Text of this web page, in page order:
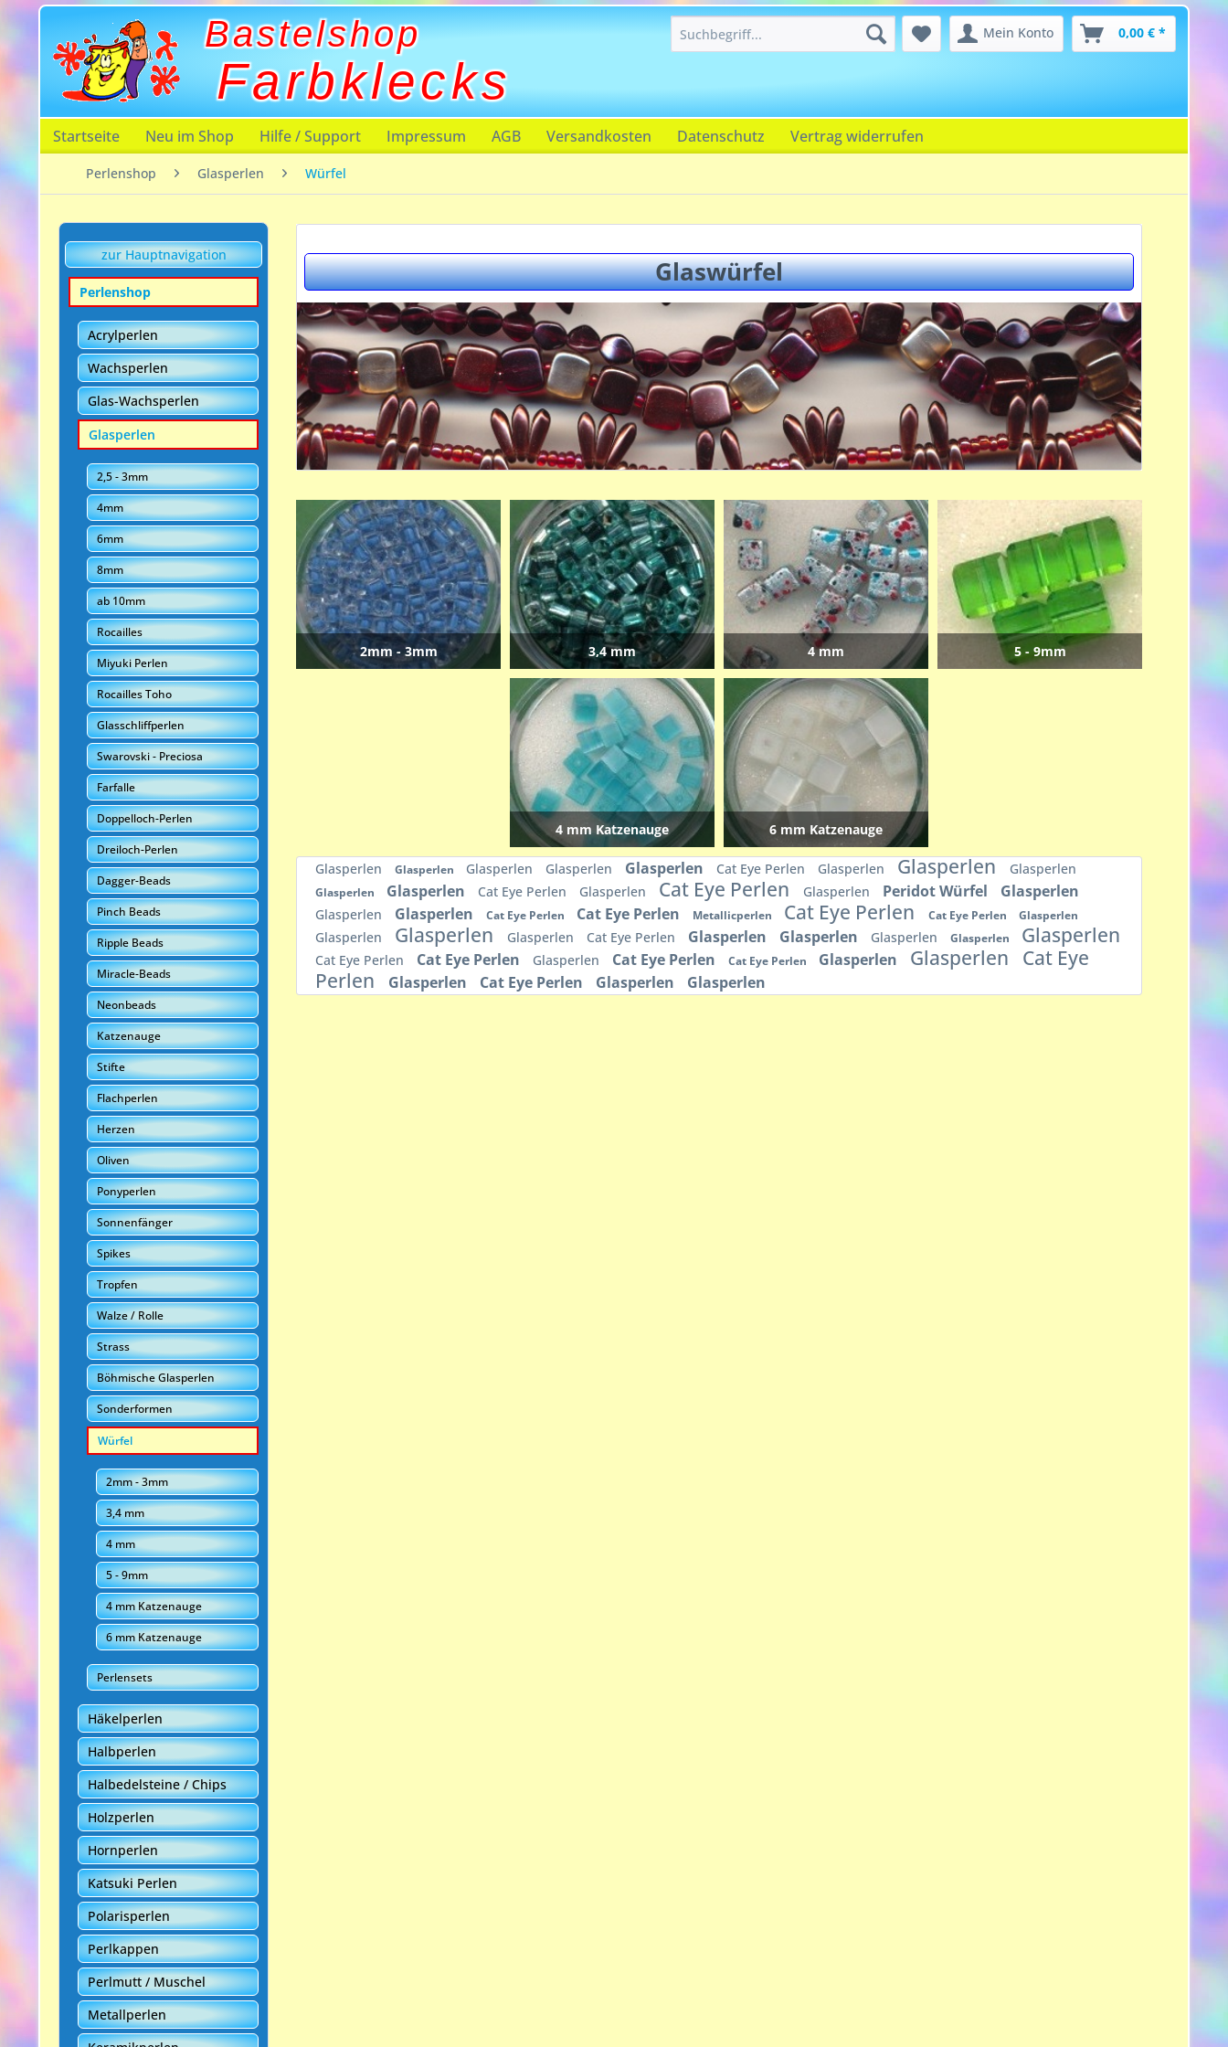
Bastelshop
Farbklecks
Mein Konto 0,00 € *
Startseite Neu im Shop Hilfe / Support Impressum AGB Versandkosten Datenschutz Vertrag widerrufen
Perlenshop Glasperlen Würfel
zur Hauptnavigation
Perlenshop
Acrylperlen
Wachsperlen
Glas-Wachsperlen
Glasperlen
2,5 - 3mm
4mm
6mm
8mm
ab 10mm
Rocailles
Miyuki Perlen
Rocailles Toho
Glasschliffperlen
Swarovski - Preciosa
Farfalle
Doppelloch-Perlen
Dreiloch-Perlen
Dagger-Beads
Pinch Beads
Ripple Beads
Miracle-Beads
Neonbeads
Katzenauge
Stifte
Flachperlen
Herzen
Oliven
Ponyperlen
Sonnenfänger
Spikes
Tropfen
Walze / Rolle
Strass
Böhmische Glasperlen
Sonderformen
Würfel
2mm - 3mm
3,4 mm
4 mm
5 - 9mm
4 mm Katzenauge
6 mm Katzenauge
Perlensets
Häkelperlen
Halbperlen
Halbedelsteine / Chips
Holzperlen
Hornperlen
Katsuki Perlen
Polarisperlen
Perlkappen
Perlmutt / Muschel
Metallperlen
Glaswürfel
2mm - 3mm 3,4 mm 4 mm 5 - 9mm
4 mm Katzenauge 6 mm Katzenauge
Glasperlen Glasperlen Glasperlen Glasperlen Glasperlen Cat Eye Perlen Glasperlen Glasperlen Glasperlen
Glasperlen Glasperlen Cat Eye Perlen Glasperlen Cat Eye Perlen Glasperlen Peridot Würfel Glasperlen
Glasperlen Glasperlen Cat Eye Perlen Cat Eye Perlen Metallicperlen Cat Eye Perlen Cat Eye Perlen Glasperlen
Glasperlen Glasperlen Glasperlen Cat Eye Perlen Glasperlen Glasperlen Glasperlen Glasperlen Glasperlen
Cat Eye Perlen Cat Eye Perlen Glasperlen Cat Eye Perlen Cat Eye Perlen Glasperlen Glasperlen
Cat Eye
Perlen
Glasperlen Cat Eye Perlen Glasperlen Glasperlen